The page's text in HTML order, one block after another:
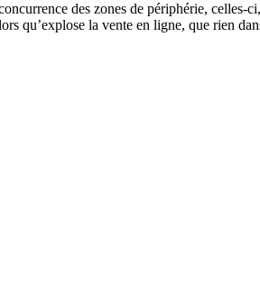
des zones de périphérie,
qu’explose la vente en ligne, que rien